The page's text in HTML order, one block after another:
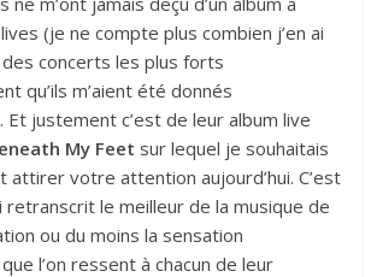
(je ne compte plus combien j’en ai
concerts les plus forts
qu’ils m’aient été donnés
Et justement c’est de leur album live
My Feet sur lequel je souhaitais
attirer votre attention aujourd’hui. C’est
retranscrit le meilleur de la musique de
ou du moins la sensation
l’on ressent à chacun de leur